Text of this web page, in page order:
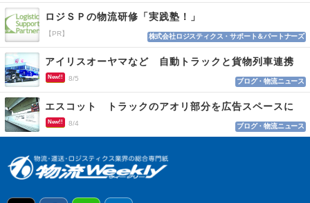
ロジＳＰの物流研修「実践塾！」
【PR】 株式会社ロジスティクス・サポート＆パートナーズ
アイリスオーヤマなど 自動トラックと貨物列車連携
New!! 8/5 ブログ・物流ニュース
エスコット トラックのアオリ部分を広告スペースに
New!! 8/4 ブログ・物流ニュース